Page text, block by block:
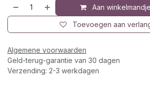
Aan
Toevoegen aan
Algemene voorwaarden
Geld-terug-garantie van 30 dagen
Verzending: 2-3 werkdagen